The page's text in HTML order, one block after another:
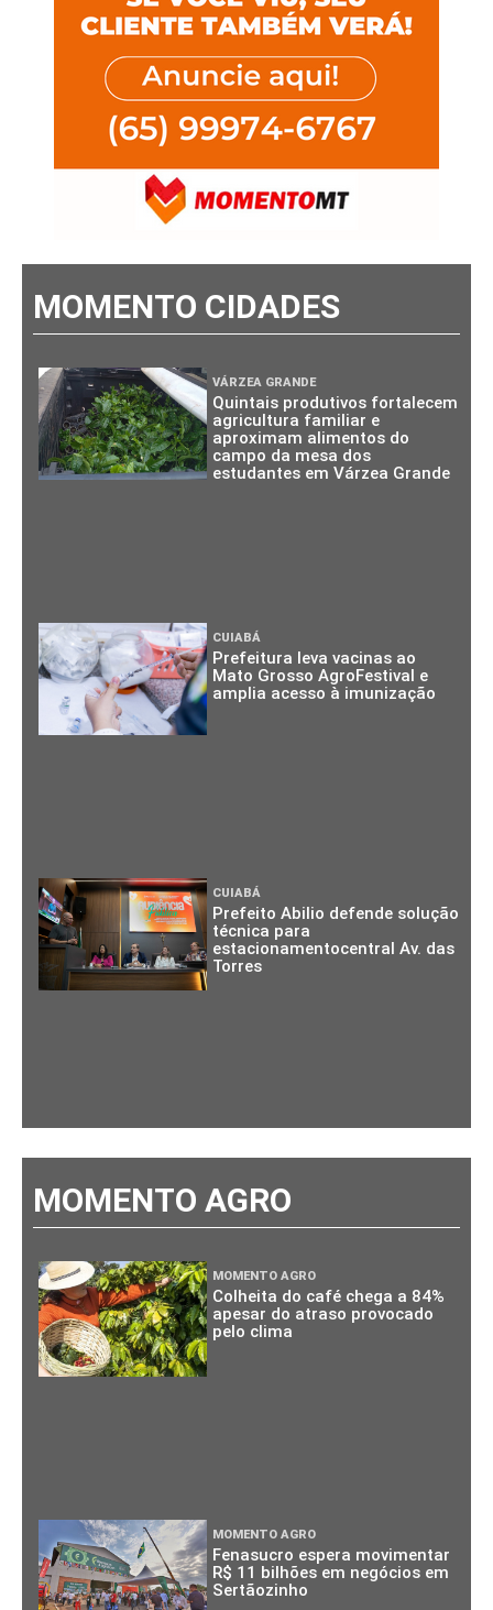
MOMENTO CIDADES
VÁRZEA GRANDE
Quintais produtivos fortalecem
agricultura familiar e
aproximam alimentos do
campo da mesa dos
estudantes em Várzea Grande
CUIABÁ
Prefeitura leva vacinas ao
Mato Grosso AgroFestival e
amplia acesso à imunização
CUIABÁ
Prefeito Abilio defende solução
técnica para
estacionamentocentral Av. das
Torres
MOMENTO AGRO
MOMENTO AGRO
Colheita do café chega a 84%
apesar do atraso provocado
pelo clima
MOMENTO AGRO
Fenasucro espera movimentar
R$ 11 bilhões em negócios em
Sertãozinho